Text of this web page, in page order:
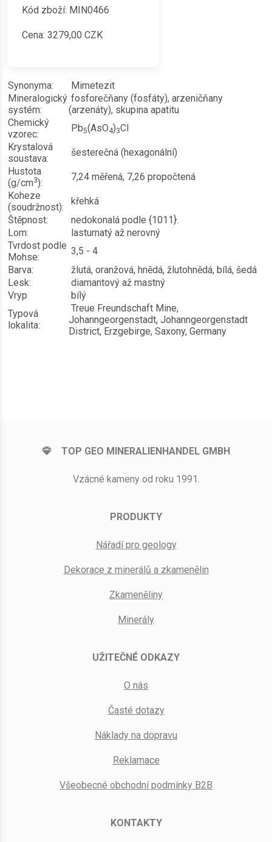
Kód zboží: MIN0466
Cena: 3279,00 CZK
Synonyma:
Mimetezit
Mineralogický
systém:
fosforečňany (fosfáty), arzeničňany
(arzenáty), skupina apatitu
Chemický
vzorec:
Pb5(AsO4)3Cl
Krystalová
soustava:
šesterečná (hexagonální)
Hustota
(g/cm3):
7,24 měřená, 7,26 propočtená
Koheze
(soudržnost):
křehká
Štěpnost:
nedokonalá podle {1011}.
Lom:
lasturnatý až nerovný
Tvrdost podle
Mohse:
3,5 - 4
Barva:
žlutá, oranžová, hnědá, žlutohnědá, bílá, šedá
Lesk:
diamantový až mastný
Vryp
bílý
Typová
lokalita:
Treue Freundschaft Mine,
Johanngeorgenstadt, Johanngeorgenstadt
District, Erzgebirge, Saxony, Germany
TOP GEO MINERALIENHANDEL GMBH
Vzácné kameny od roku 1991.
PRODUKTY
Nářadí pro geology
Dekorace z minerálů a zkamenělin
Zkameněliny
Minerály
UŽITEČNÉ ODKAZY
O nás
Časté dotazy
Náklady na dopravu
Reklamace
Všeobecné obchodní podmínky B2B
KONTAKTY